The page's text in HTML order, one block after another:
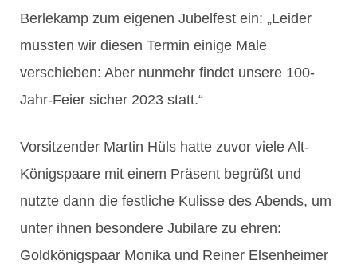
Berlekamp zum eigenen Jubelfest ein: „Leider
mussten wir diesen Termin einige Male
verschieben: Aber nunmehr findet unsere 100-
Jahr-Feier sicher 2023 statt.“
Vorsitzender Martin Hüls hatte zuvor viele Alt-
Königspaare mit einem Präsent begrüßt und
nutzte dann die festliche Kulisse des Abends, um
unter ihnen besondere Jubilare zu ehren:
Goldkönigspaar Monika und Reiner Elsenheimer